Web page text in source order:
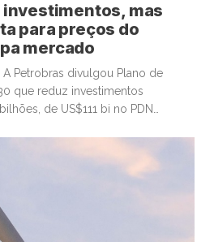
mas
para preços do
mercado
Petrobras divulgou Plano de
que reduz investimentos
de US$111 bi no PDN
que anteciparam os números,
para os preços do petróleo
alguma preocupação […]